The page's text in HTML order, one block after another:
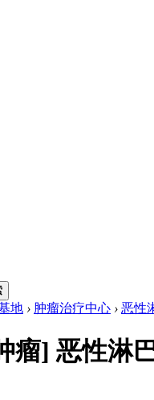
地 › 肿瘤治疗中心 › 恶性
瘤] 恶性淋